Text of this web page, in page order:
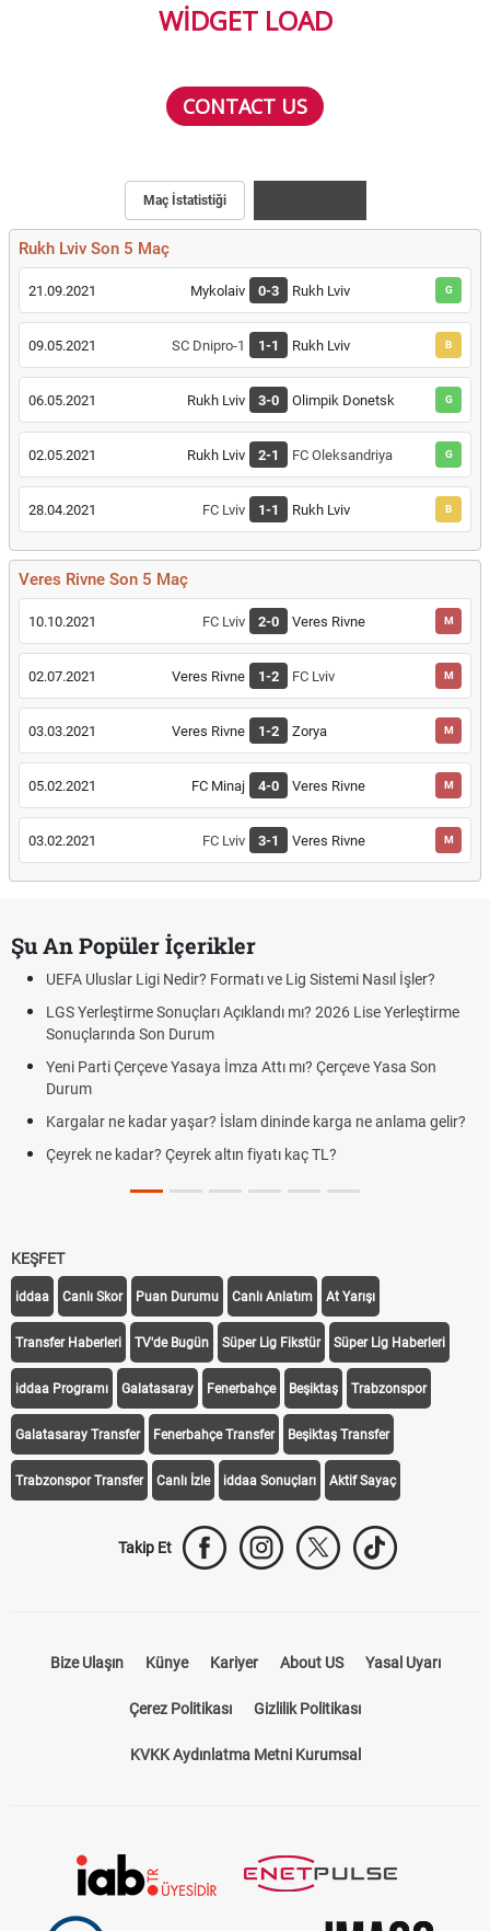
WIDGET LOAD
CONTACT US
Maç İstatistiği
Rukh Lviv Son 5 Maç
21.09.2021 Mykolaiv 0-3 Rukh Lviv G
09.05.2021 SC Dnipro-1 1-1 Rukh Lviv B
06.05.2021 Rukh Lviv 3-0 Olimpik Donetsk G
02.05.2021 Rukh Lviv 2-1 FC Oleksandriya G
28.04.2021 FC Lviv 1-1 Rukh Lviv B
Veres Rivne Son 5 Maç
10.10.2021 FC Lviv 2-0 Veres Rivne M
02.07.2021 Veres Rivne 1-2 FC Lviv M
03.03.2021 Veres Rivne 1-2 Zorya M
05.02.2021 FC Minaj 4-0 Veres Rivne M
03.02.2021 FC Lviv 3-1 Veres Rivne M
Şu An Popüler İçerikler
UEFA Uluslar Ligi Nedir? Formatı ve Lig Sistemi Nasıl İşler?
LGS Yerleştirme Sonuçları Açıklandı mı? 2026 Lise Yerleştirme
Sonuçlarında Son Durum
Yeni Parti Çerçeve Yasaya İmza Attı mı? Çerçeve Yasa Son
Durum
Kargalar ne kadar yaşar? İslam dininde karga ne anlama gelir?
Çeyrek ne kadar? Çeyrek altın fiyatı kaç TL?
KEŞFET
iddaa Canlı Skor Puan Durumu Canlı Anlatım At Yarışı
Transfer Haberleri TV'de Bugün Süper Lig Fikstür Süper Lig Haberleri
iddaa Programı Galatasaray Fenerbahçe Beşiktaş Trabzonspor
Galatasaray Transfer Fenerbahçe Transfer Beşiktaş Transfer
Trabzonspor Transfer Canlı İzle iddaa Sonuçları Aktif Sayaç
Takip Et
Bize Ulaşın Künye Kariyer About US Yasal Uyarı
Çerez Politikası Gizlilik Politikası
KVKK Aydınlatma Metni Kurumsal